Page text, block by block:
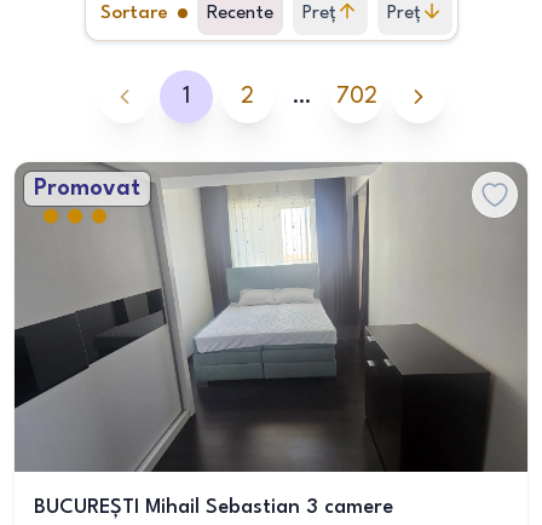
Sortare Recente Preț
crescător
Preț
descrescător
1 2 … 702
Promovat
BUCUREȘTI Mihail Sebastian 3 camere